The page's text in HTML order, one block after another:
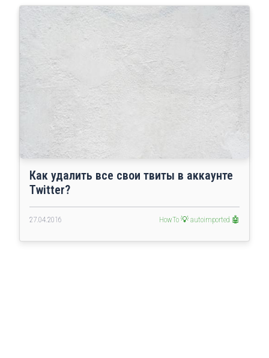
Как удалить все свои твиты в аккаунте
Twitter?
27.04.2016 HowTo 💡 autoimported 🤖